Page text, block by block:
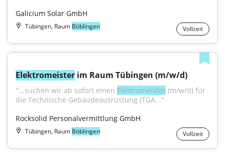
Galicium Solar GmbH
Tübingen, Raum Böblingen Vollzeit
Elektromeister im Raum Tübingen (m/w/d)
"...suchen wir ab sofort einen Elektromeister (m/w/d) für
die Technische Gebäudeausrüstung (TGA..."
Rocksolid Personalvermittlung GmbH
Tübingen, Raum Böblingen Vollzeit